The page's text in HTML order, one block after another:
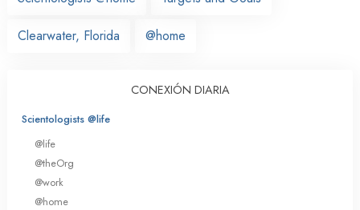
Clearwater, Florida @home
CONEXIÓN DIARIA
Scientologists @life
@life
@theOrg
@work
@home